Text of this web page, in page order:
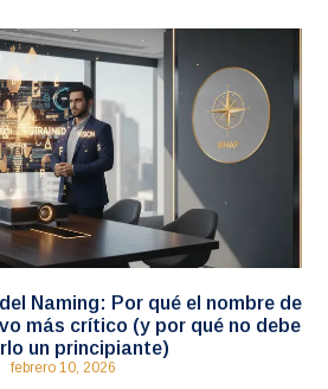
Naming: Por qué el nombre de
más crítico (y por qué no debe
un principiante)
febrero 10, 2026